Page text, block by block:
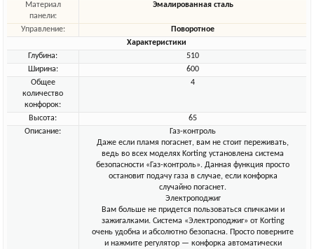
Материал
панели:
Эмалированная сталь
Управление:
Поворотное
Характеристики
Глубина:
510
Ширина:
600
Общее
количество
конфорок:
4
Высота:
65
Описание:
Газ-контроль
Даже если пламя погаснет, вам не стоит переживать,
ведь во всех моделях Korting установлена система
безопасности «Газ-контроль». Данная функция просто
остановит подачу газа в случае, если конфорка
случайно погаснет.
Электроподжиг
Вам больше не придется пользоваться спичками и
зажигалками. Система «Электроподжиг» от Korting
очень удобна и абсолютно безопасна. Просто поверните
и нажмите регулятор — конфорка автоматически